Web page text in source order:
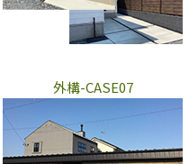
外構-CASE07